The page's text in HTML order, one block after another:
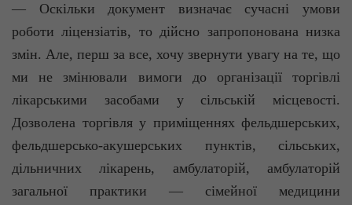
— Оскільки документ визначає сучасні умови
роботи ліцензіатів, то дійсно запропонована низка
змін. Але, перш за все, хочу звернути увагу на те, що
ми не змінювали вимоги до організації торгівлі
лікарськими засобами у сільській місцевості.
Дозволена торгівля у приміщеннях фельдшерських,
фельдшерсько-акушерських пунктів, сільських,
дільничних лікарень, амбулаторій, амбулаторій
загальної практики — сімейної медицини